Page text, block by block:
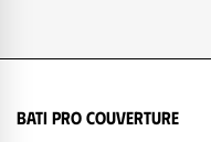
confiance à Bati pro
Bati pro couverture